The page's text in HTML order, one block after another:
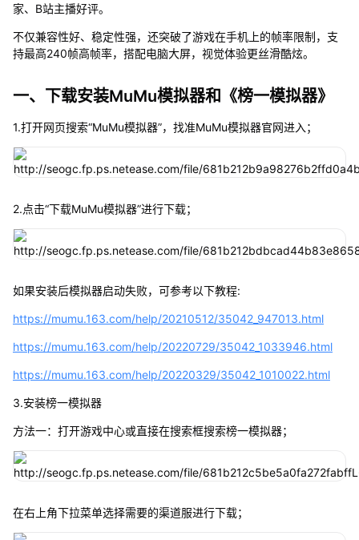
家、B站主播好评。
不仅兼容性好、稳定性强，还突破了游戏在手机上的帧率限制，支
持最高240帧高帧率，搭配电脑大屏，视觉体验更丝滑酷炫。
一、下载安装MuMu模拟器和《榜一模拟器》
1.打开网页搜索“MuMu模拟器”，找准MuMu模拟器官网进入；
2.点击“下载MuMu模拟器”进行下载；
如果安装后模拟器启动失败，可参考以下教程:
https://mumu.163.com/help/20210512/35042_947013.html
https://mumu.163.com/help/20220729/35042_1033946.html
https://mumu.163.com/help/20220329/35042_1010022.html
3.安装榜一模拟器
方法一：打开游戏中心或直接在搜索框搜索榜一模拟器；
在右上角下拉菜单选择需要的渠道服进行下载；